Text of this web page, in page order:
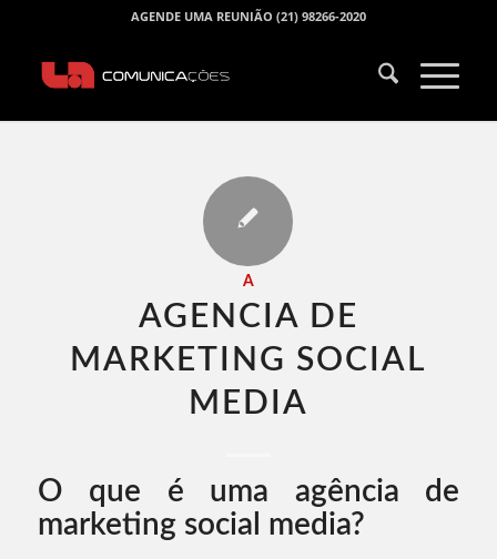
AGENDE UMA REUNIÃO (21) 98266-2020
A
AGENCIA DE
MARKETING SOCIAL
MEDIA​
O que é uma agência de
marketing social media?